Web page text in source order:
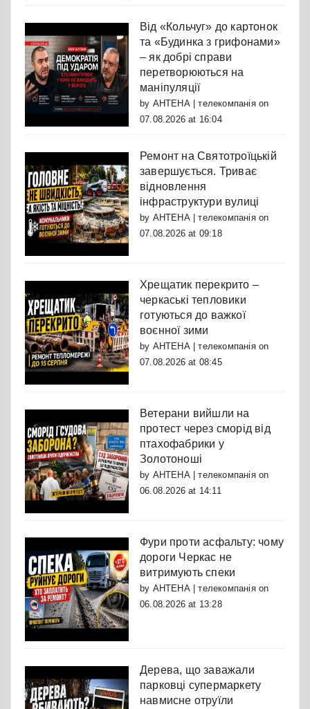
Від «Кольчуг» до картонок
та «Будинка з грифонами»
– як добрі справи
перетворюються на
маніпуляції
by АНТЕНА | телекомпаніяon
07.08.2026 at 16:04
Ремонт на Святотроїцькій
завершується. Триває
відновлення
інфраструктури вулиці
by АНТЕНА | телекомпаніяon
07.08.2026 at 09:18
Хрещатик перекрито –
черкаські тепловики
готуються до важкої
воєнної зими
by АНТЕНА | телекомпаніяon
07.08.2026 at 08:45
Ветерани вийшли на
протест через сморід від
птахофабрики у
Золотоноші
by АНТЕНА | телекомпаніяon
06.08.2026 at 14:11
Фури проти асфальту: чому
дороги Черкас не
витримують спеки
by АНТЕНА | телекомпаніяon
06.08.2026 at 13:28
Дерева, що заважали
парковці супермаркету
навмисне отруїли